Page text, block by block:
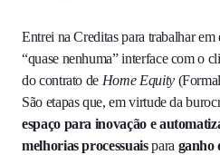
Entrei na Creditas para trabalhar em
“quase nenhuma” interface com o
do contrato de Home Equity
São etapas que, em virtude da
espaço para inovação e
melhorias processuaispara ganho